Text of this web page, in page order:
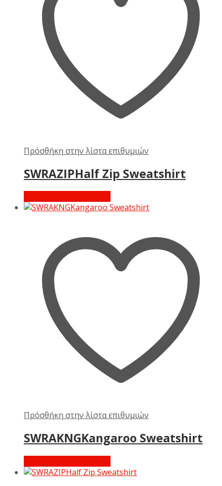
Πρόσθήκη στην λίστα επιθυμιών
SWRAZIPHalf Zip Sweatshirt
Πρόσθήκη στην λίστα επιθυμιών
SWRAKNGKangaroo Sweatshirt